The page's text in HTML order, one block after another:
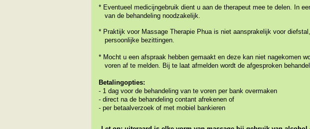
* Eventueel medicijngebruik dient u aan de therapeut mee te delen. In
van de behandeling noodzakelijk.
* Praktijk voor Massage Therapie Phua is niet aansprakelijk voor
persoonlijke bezittingen.
* Mocht u een afspraak hebben gemaakt en deze kan niet nagekomen
voren af te melden. Bij te laat afmelden wordt de afgesproken
Betalingopties:
- 1 dag voor de behandeling van te voren per bank overmaken
- direct na de behandeling contant afrekenen of
- per betaalverzoek of met mobiel bankieren